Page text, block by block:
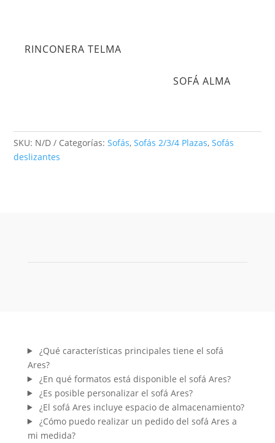
RINCONERA TELMA
SOFÁ ALMA
SKU: N/D Categorías:Sofás,Sofás 2/3/4 Plazas,Sofás
deslizantes
¿Qué características principales tiene el sofá
Ares?
¿En qué formatos está disponible el sofá Ares?
¿Es posible personalizar el sofá Ares?
¿El sofá Ares incluye espacio de almacenamiento?
¿Cómo puedo realizar un pedido del sofá Ares a
mi medida?